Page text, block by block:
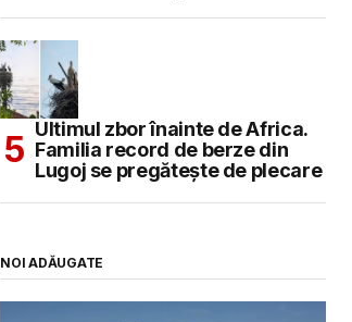
Ultimul zbor înainte de Africa.
Familia record de berze din
Lugoj se pregătește de plecare
NOI ADĂUGATE